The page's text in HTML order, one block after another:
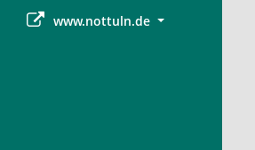
www.nottuln.de